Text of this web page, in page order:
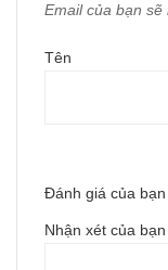
Email của bạn sẽ
Tên
Đánh giá của bạn
Nhận xét của bạn